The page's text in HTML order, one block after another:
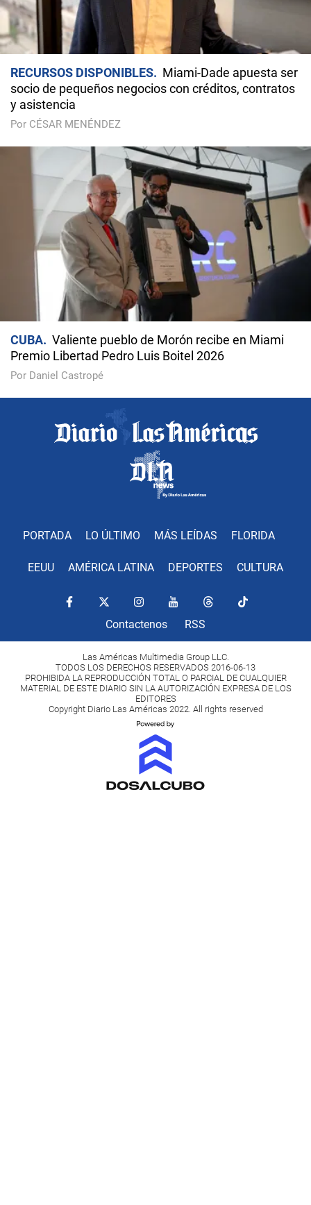
RECURSOS DISPONIBLES
Miami-Dade apuesta ser
socio de pequeños negocios con créditos, contratos
y asistencia
Por CÉSAR MENÉNDEZ
CUBA
Valiente pueblo de Morón recibe en Miami
Premio Libertad Pedro Luis Boitel 2026
Por Daniel Castropé
PORTADA LO ÚLTIMO MÁS LEÍDAS FLORIDA
EEUU AMÉRICA LATINA DEPORTES CULTURA
Contactenos RSS
Las Américas Multimedia Group LLC.
TODOS LOS DERECHOS RESERVADOS 2016-06-13
PROHIBIDA LA REPRODUCCIÓN TOTAL O PARCIAL DE CUALQUIER
MATERIAL DE ESTE DIARIO SIN LA AUTORIZACIÓN EXPRESA DE LOS
EDITORES
Copyright Diario Las Américas 2022. All rights reserved